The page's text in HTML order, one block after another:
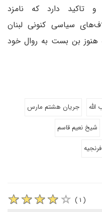
تاکید دارد که نامزد
سیاسی کنونی لبنان
هنوز بن بست به روال خود
جریان هشتم مارس
شیخ نعیم قاسم
( ۱ )